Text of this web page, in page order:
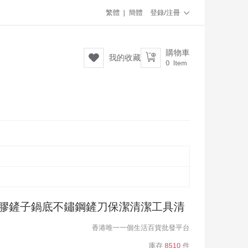
登錄/注冊 
繁體 | 簡體
 購物車
0 Item
 我的收藏
鏟子鍋底不鏽鋼鏟刀保潔清潔工具清
香港唯一一個生活百貨批發平台
庫存 8510 件